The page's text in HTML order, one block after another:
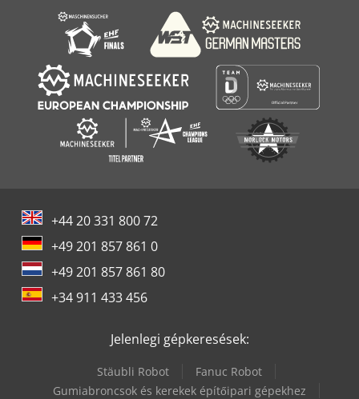
+44 20 331 800 72
+49 201 857 861 0
+49 201 857 861 80
+34 911 433 456
Jelenlegi gépkeresések:
Stäubli Robot
Fanuc Robot
Gumiabroncsok és kerekek építőipari gépekhez